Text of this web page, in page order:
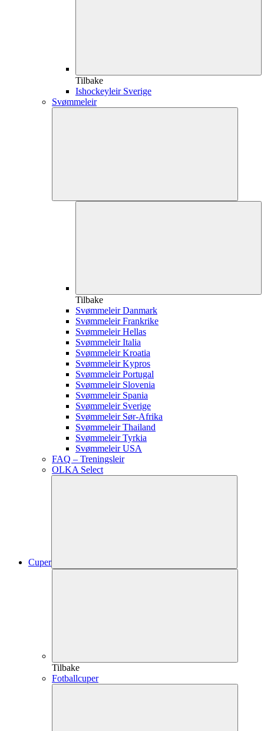
Tilbake
Ishockeyleir Sverige
Svømmeleir
Tilbake
Svømmeleir Danmark
Svømmeleir Frankrike
Svømmeleir Hellas
Svømmeleir Italia
Svømmeleir Kroatia
Svømmeleir Kypros
Svømmeleir Portugal
Svømmeleir Slovenia
Svømmeleir Spania
Svømmeleir Sverige
Svømmeleir Sør-Afrika
Svømmeleir Thailand
Svømmeleir Tyrkia
Svømmeleir USA
FAQ – Treningsleir
OLKA Select
Cuper
Tilbake
Fotballcuper